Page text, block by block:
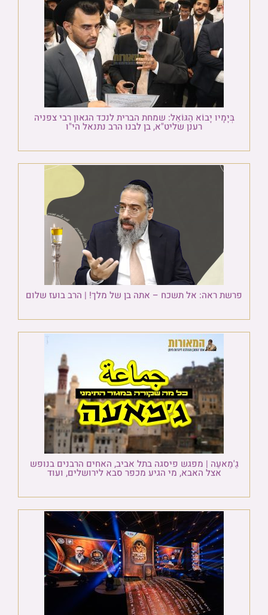
בְּיָמָיו יָבוֹא הַגּוֹאֵל: שמחת הברית לנכד הגאון רבי צפניה
רענן שליט"א, בן לבנו הרב נתנאל הי"ו
פרשת ראה: אל תשכח – אתה בן של מלך! | הרב בועז שלום
גַ'מַאעַה | מפגש פיסגה בתל אביב, האחים הרבנים בנופש
אצל האבא, מי הגיע מכפר סבא לירושלים, ועוד